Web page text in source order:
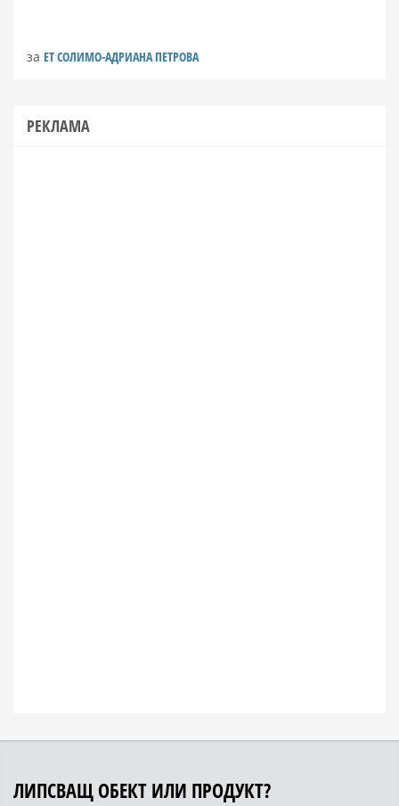
за ЕТ СОЛИМО-АДРИАНА ПЕТРОВА
РЕКЛАМА
ЛИПСВАЩ ОБЕКТ ИЛИ ПРОДУКТ?